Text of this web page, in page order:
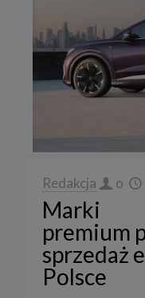
Redakcja o
Marki
premium
sprzedaż
Polsce